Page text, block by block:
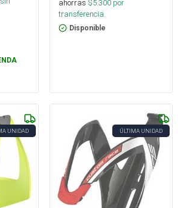
ahorras $5.300 por
transferencia.
Disponible
UNIDAD ÚLTIMA UNIDAD